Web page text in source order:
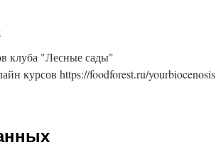
клуба "Лесные сады"
курсов https://foodforest.ru/yourbiocenosis